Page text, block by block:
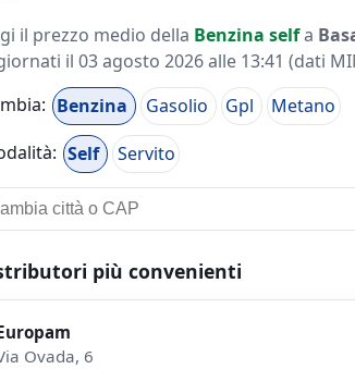
il prezzo medio della Benzina selfa
il 03 agosto 2026 alle 13:41 (dati
Benzina Gasolio Gpl
Metano
Self Servito
più convenienti
Ovada, 6